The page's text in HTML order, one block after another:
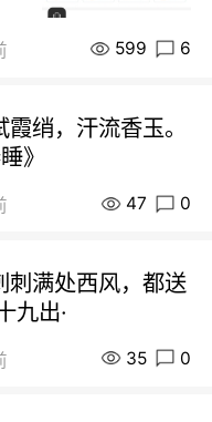
599 6
绡，汗流香玉。
》
47 0
刺满处西风，都送
九出·
35 0